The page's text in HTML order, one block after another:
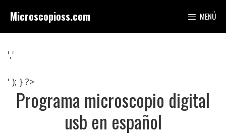
contenido
Microscopioss.com MENÚ
','
' ); } ?>
Programa microscopio digital
usb en español